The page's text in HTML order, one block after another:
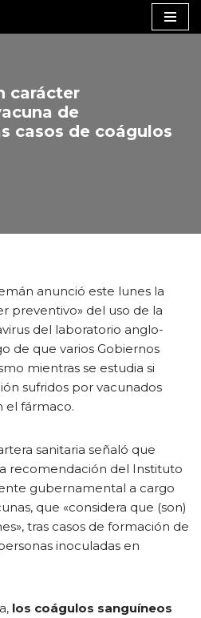
carácter
de
casos de coágulos
anunció este lunes la
preventivo» del uso de la
del laboratorio anglo-
de que varios Gobiernos
mientras se estudia si
sufridos por vacunados
el fármaco.
sanitaria señaló que
recomendación del Instituto
gubernamental a cargo
que «considera que (son)
tras casos de formación de
inoculadas en
los coágulos sanguíneos